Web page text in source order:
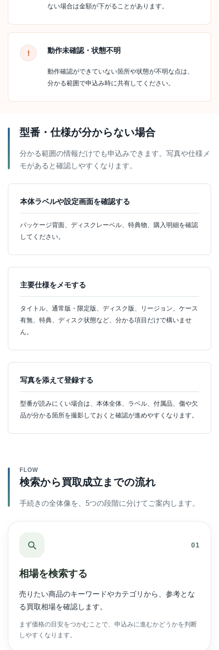
ない場合は金額が下がることがあります。
動作未確認・状態不明
動作確認ができていない箇所や状態が不明な点は、
分かる範囲で申込み時に共有してください。
型番・仕様が分からない場合
分かる範囲の情報だけでも申込みできます。写真や仕様メ
モがあると確認しやすくなります。
本体ラベルや設定画面を確認する
パッケージ背面、ディスクレーベル、特典物、購入明細を確認
してください。
主要仕様をメモする
タイトル、通常版・限定版、ディスク版、リージョン、ケース
有無、特典、ディスク状態など、分かる項目だけで構いませ
ん。
写真を添えて登録する
型番が読みにくい場合は、本体全体、ラベル、付属品、傷や欠
品が分かる箇所を撮影しておくと確認が進めやすくなります。
FLOW
検索から買取成立までの流れ
手続きの全体像を、5つの段階に分けてご案内します。
01
相場を検索する
売りたい商品のキーワードやカテゴリから、参考とな
る買取相場を確認します。
まず価格の目安をつかむことで、申込みに進むかどうかを判断
しやすくなります。